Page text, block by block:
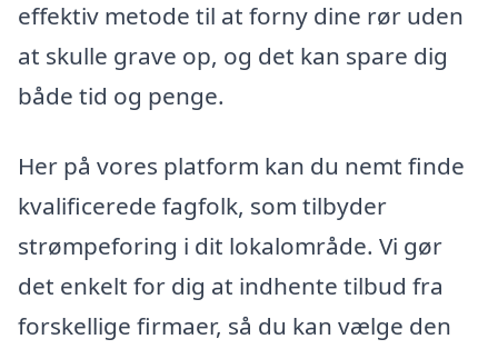
effektiv metode til at forny dine rør uden
at skulle grave op, og det kan spare dig
både tid og penge.
Her på vores platform kan du nemt finde
kvalificerede fagfolk, som tilbyder
strømpeforing i dit lokalområde. Vi gør
det enkelt for dig at indhente tilbud fra
forskellige firmaer, så du kan vælge den